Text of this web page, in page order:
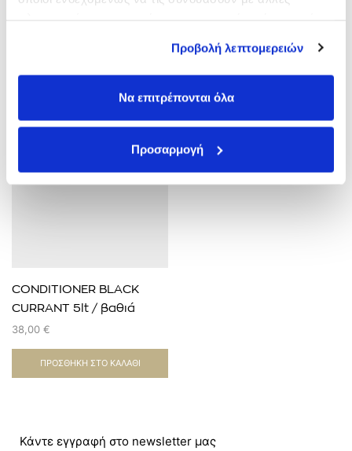
Προβολή λεπτομερειών
Να επιτρέπονται όλα
Προσαρμογή
χαρίζοντας τους μεταξένια υφή.
CONDITIONER BLACK
CURRANT 5lt / βαθιά
ενυδάτωση
38,00 €
ΠΡΟΣΘΉΚΗ ΣΤΟ ΚΑΛΆΘΙ
Κάντε εγγραφή στο newsletter μας